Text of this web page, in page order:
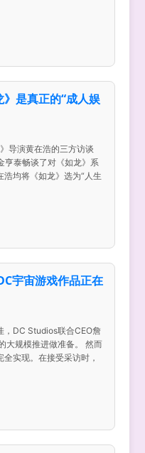
》是真正的“成人娱
导演黄在浩的三方访谈
亨泰畅谈了对《如龙》系
均将《如龙》选为“人生
宇宙游戏作品正在
，DC Studios联合CEO詹
大规模推进做准备。 然而
实现。在接受采访时，